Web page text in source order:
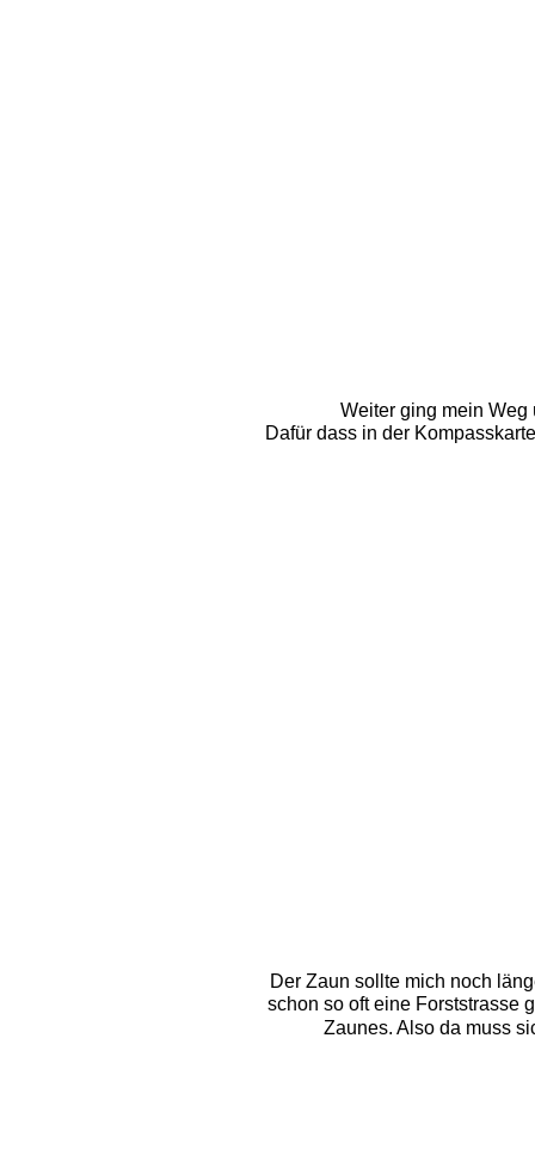
Weiter ging mein
Dafür dass in der
Der Zaun sollte mich noch
schon so oft eine Forststrasse
Zaunes. Also da muss